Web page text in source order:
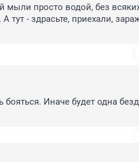
просто водой, без
тут - здрасьте, приехали,
Иначе будет одна